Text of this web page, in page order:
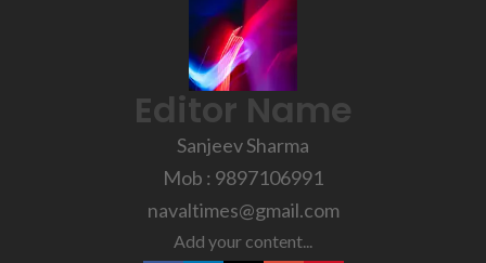
Editor Name
Sanjeev Sharma
Mob : 9897106991
navaltimes@gmail.com
Add your content...